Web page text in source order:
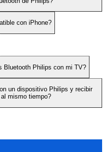
con iPhone?
Bluetooth Philips con mi TV?
un dispositivo Philips y recibir
mismo tiempo?